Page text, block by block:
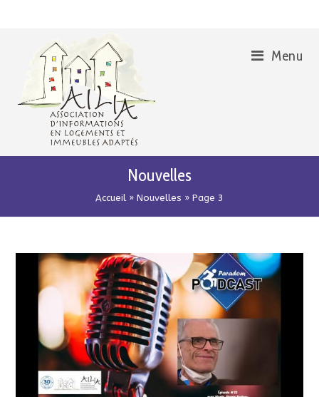
Content
navigation
Menu
Nouvelles
Accueil» Nouvelles » Page 3